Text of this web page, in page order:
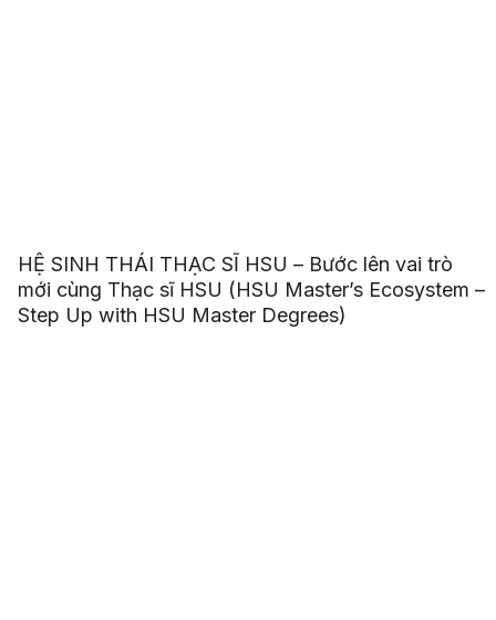
HỆ SINH THÁI THẠC SĨ HSU – Bước lên vai trò
mới cùng Thạc sĩ HSU (HSU Master’s Ecosystem –
Step Up with HSU Master Degrees)